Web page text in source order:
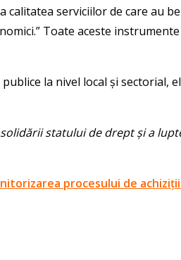
serviciilor de care au
Toate aceste
la nivel local și sectorial,
statului de drept și a
procesului de